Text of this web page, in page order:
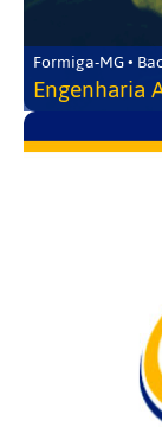
Formiga-MG •
Engenharia